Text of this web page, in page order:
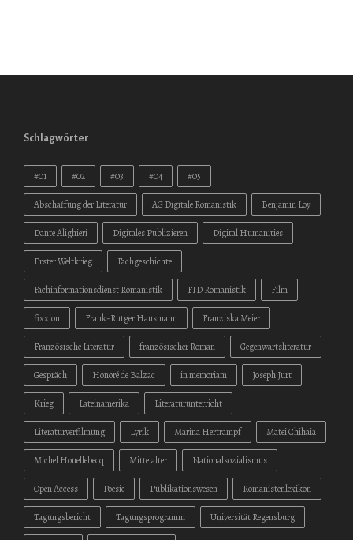
Schlagwörter
#01 #02 #03 #04 #05
Abschaffung der Literatur AG Digitale Romanistik Benjamin Loy
Dante Alighieri Digitales Publizieren Digital Humanities
Erster Weltkrieg Fachgeschichte
Fachinformationsdienst Romanistik FID Romanistik Film
fixxion Frank-Rutger Hausmann Franziska Meier
Französische Literatur französischer Roman Gegenwartsliteratur
Gespräch Honoré de Balzac in memoriam Joseph Jurt
Krieg Lateinamerika Literaturunterricht
Literaturverfilmung Lyrik Marina Hertrampf Matei Chihaia
Michel Houellebecq Mittelalter Nationalsozialismus
Open Access Poesie Publikationswesen Romanistenlexikon
Tagungsbericht Tagungsprogramm Universität Regensburg